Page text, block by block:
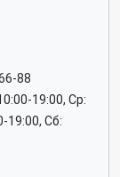
88
19:00, Ср:
19:00, Сб: